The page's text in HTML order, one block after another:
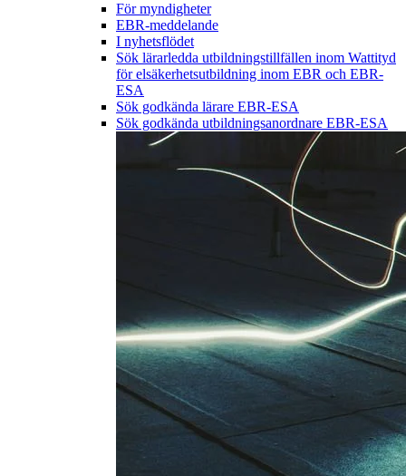
För myndigheter
EBR-meddelande
I nyhetsflödet
Sök lärarledda utbildningstillfällen inom Wattityd
för elsäkerhetsutbildning inom EBR och EBR-
ESA
Sök godkända lärare EBR-ESA
Sök godkända utbildningsanordnare EBR-ESA